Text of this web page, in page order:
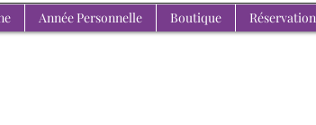
Année Personnelle Boutique